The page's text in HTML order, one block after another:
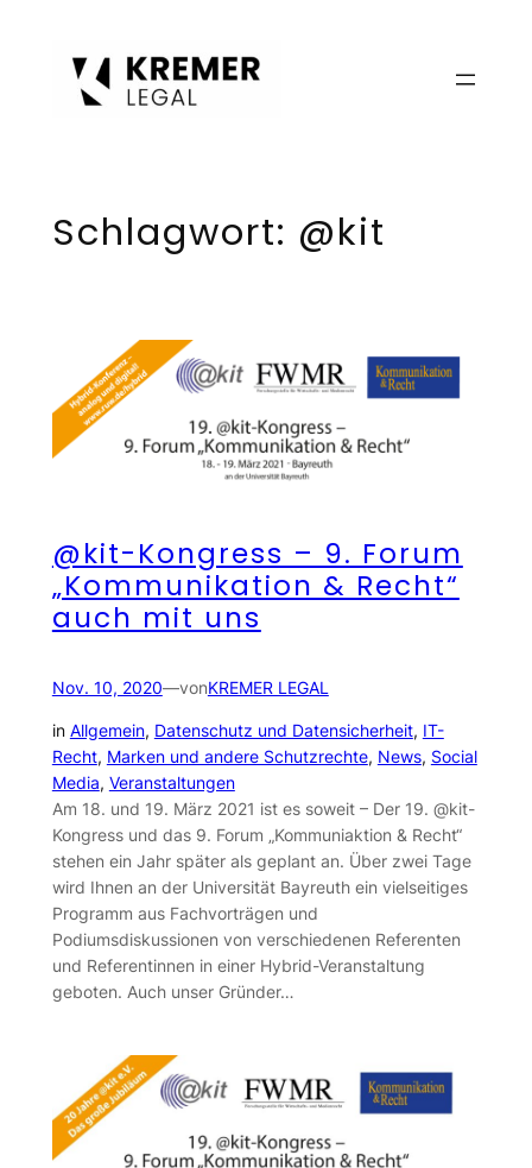
Schlagwort: @kit
@kit-Kongress – 9. Forum
„Kommunikation & Recht“
auch mit uns
Nov. 10, 2020—vonKREMER LEGAL
in Allgemein, Datenschutz und Datensicherheit, IT-
Recht, Marken und andere Schutzrechte, News, Social
Media, Veranstaltungen
Am 18. und 19. März 2021 ist es soweit – Der 19. @kit-
Kongress und das 9. Forum „Kommuniaktion & Recht“
stehen ein Jahr später als geplant an. Über zwei Tage
wird Ihnen an der Universität Bayreuth ein vielseitiges
Programm aus Fachvorträgen und
Podiumsdiskussionen von verschiedenen Referenten
und Referentinnen in einer Hybrid-Veranstaltung
geboten. Auch unser Gründer…